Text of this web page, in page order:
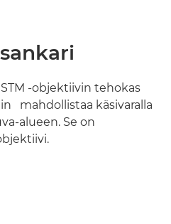
STM -objektiivin tehokas
mahdollistaa käsivaralla
alueen. Se on